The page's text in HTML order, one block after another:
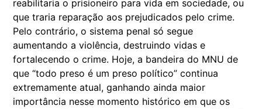
reabilitaria o prisioneiro para vida em sociedade, ou
que traria reparação aos prejudicados pelo crime.
Pelo contrário, o sistema penal só segue
aumentando a violência, destruindo vidas e
fortalecendo o crime. Hoje, a bandeira do MNU de
que “todo preso é um preso político” continua
extremamente atual, ganhando ainda maior
importância nesse momento histórico em que os